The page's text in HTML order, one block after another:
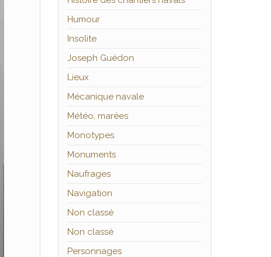
Humour
Insolite
Joseph Guédon
Lieux
Mécanique navale
Météo, marées
Monotypes
Monuments
Naufrages
Navigation
Non classé
Non classé
Personnages